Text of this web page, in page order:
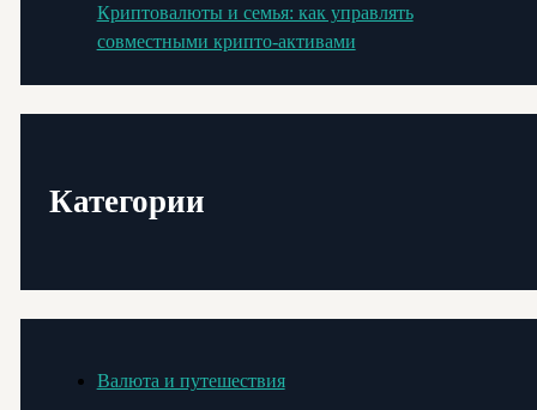
Криптовалюты и семья: как управлять
совместными крипто-активами
Категории
Валюта и путешествия